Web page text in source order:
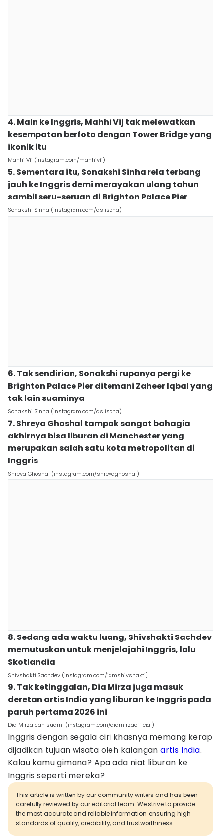
4. Main ke Inggris, Mahhi Vij tak melewatkan
kesempatan berfoto dengan Tower Bridge yang
ikonik itu
Mahhi Vij (instagram.com/mahhivij)
5. Sementara itu, Sonakshi Sinha rela terbang
jauh ke Inggris demi merayakan ulang tahun
sambil seru-seruan di Brighton Palace Pier
Sonakshi Sinha (instagram.com/aslisona)
6. Tak sendirian, Sonakshi rupanya pergi ke
Brighton Palace Pier ditemani Zaheer Iqbal yang
tak lain suaminya
Sonakshi Sinha (instagram.com/aslisona)
7. Shreya Ghoshal tampak sangat bahagia
akhirnya bisa liburan di Manchester yang
merupakan salah satu kota metropolitan di
Inggris
Shreya Ghoshal (instagram.com/shreyaghoshal)
8. Sedang ada waktu luang, Shivshakti Sachdev
memutuskan untuk menjelajahi Inggris, lalu
Skotlandia
Shivshakti Sachdev (instagram.com/iamshivshakti)
9. Tak ketinggalan, Dia Mirza juga masuk
deretan artis India yang liburan ke Inggris pada
paruh pertama 2026 ini
Dia Mirza dan suami (instagram.com/diamirzaofficial)
Inggris dengan segala ciri khasnya memang kerap
dijadikan tujuan wisata oleh kalanganartis India.
Kalau kamu gimana? Apa ada niat liburan ke
Inggris seperti mereka?
This article is written by our community writers and has been
carefully reviewed by our editorial team. We strive to provide
the most accurate and reliable information, ensuring high
standards of quality, credibility, and trustworthiness.